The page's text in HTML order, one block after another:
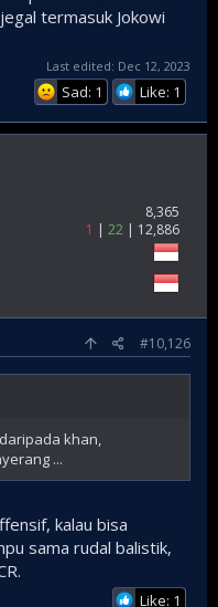
termasuk Jokowi
Last edited: Dec 12, 2023
Sad: 1 Like: 1
8,365
1 22
12,886
#10,126
khan,
...
kalau bisa
sama rudal balistik,
Like: 1